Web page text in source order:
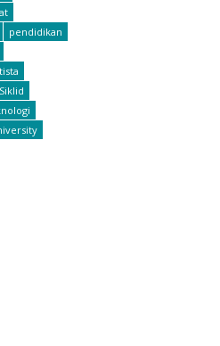
pendidikan
Siklid